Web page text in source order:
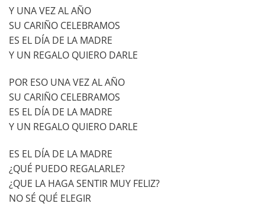
Y UNA VEZ AL AÑO
SU CARIÑO CELEBRAMOS
ES EL DÍA DE LA MADRE
Y UN REGALO QUIERO DARLE
POR ESO UNA VEZ AL AÑO
SU CARIÑO CELEBRAMOS
ES EL DÍA DE LA MADRE
Y UN REGALO QUIERO DARLE
ES EL DÍA DE LA MADRE
¿QUÉ PUEDO REGALARLE?
¿QUE LA HAGA SENTIR MUY FELIZ?
NO SÉ QUÉ ELEGIR